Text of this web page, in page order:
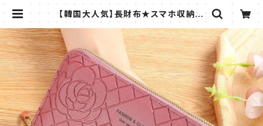
【韓国大人気】長財布★スマホ収納可
ーズピンク | ラフィーナ -RAFFINA
-| 薄いコインケースなど小物専門店